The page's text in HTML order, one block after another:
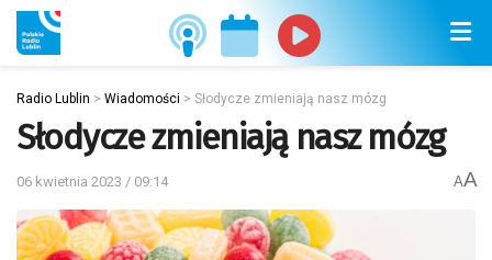
Radio Lublin > Wiadomości > Słodycze zmieniają nasz mózg
Słodycze zmieniają nasz mózg
06 kwietnia 2023 / 09:14 AA